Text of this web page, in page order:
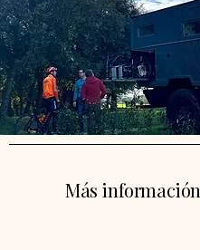
Más información